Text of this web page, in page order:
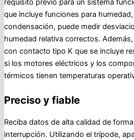
requisito previo para un sistema
que incluye funciones para
condensación, puede medir
humedad relativa correctos.
con contacto tipo K que se incluye
si los motores eléctricos y los
térmicos tienen temperaturas
Preciso y fiable
Reciba datos de alta calidad de
interrupción. Utilizando el trípode,